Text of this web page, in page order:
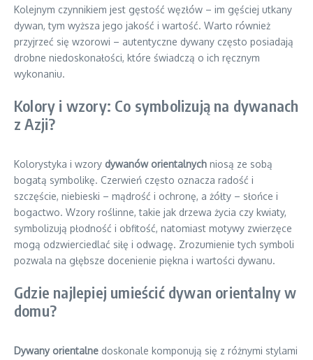
Kolejnym czynnikiem jest gęstość węzłów – im gęściej utkany
dywan, tym wyższa jego jakość i wartość. Warto również
przyjrzeć się wzorowi – autentyczne dywany często posiadają
drobne niedoskonałości, które świadczą o ich ręcznym
wykonaniu.
Kolory i wzory: Co symbolizują na dywanach
z Azji?
Kolorystyka i wzory dywanów orientalnych niosą ze sobą
bogatą symbolikę. Czerwień często oznacza radość i
szczęście, niebieski – mądrość i ochronę, a żółty – słońce i
bogactwo. Wzory roślinne, takie jak drzewa życia czy kwiaty,
symbolizują płodność i obfitość, natomiast motywy zwierzęce
mogą odzwierciedlać siłę i odwagę. Zrozumienie tych symboli
pozwala na głębsze docenienie piękna i wartości dywanu.
Gdzie najlepiej umieścić dywan orientalny w
domu?
Dywany orientalne doskonale komponują się z różnymi stylami